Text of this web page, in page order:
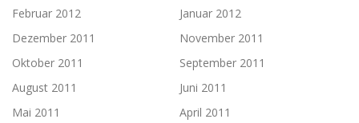
Februar 2012
Januar 2012
Dezember 2011
November 2011
Oktober 2011
September 2011
August 2011
Juni 2011
Mai 2011
April 2011